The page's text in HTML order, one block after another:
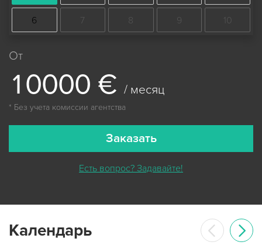
6 7 8 9 10
От
10000 € / месяц
* Без учета комиссии агентства
Заказать
Есть вопрос? Задавайте!
Календарь